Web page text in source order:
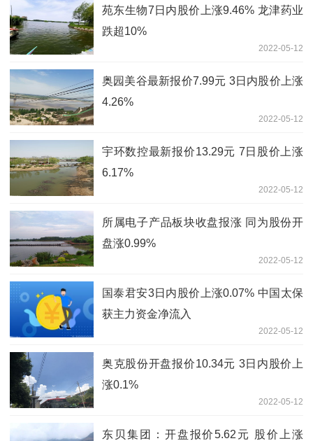
苑东生物7日内股价上涨9.46% 龙津药业
跌超10%
2022-05-12
奥园美谷最新报价7.99元 3日内股价上涨
4.26%
2022-05-12
宇环数控最新报价13.29元 7日股价上涨
6.17%
2022-05-12
所属电子产品板块收盘报涨 同为股份开
盘涨0.99%
2022-05-12
国泰君安3日内股价上涨0.07% 中国太保
获主力资金净流入
2022-05-12
奥克股份开盘报价10.34元 3日内股价上
涨0.1%
2022-05-12
东贝集团：开盘报价5.62元 股价上涨